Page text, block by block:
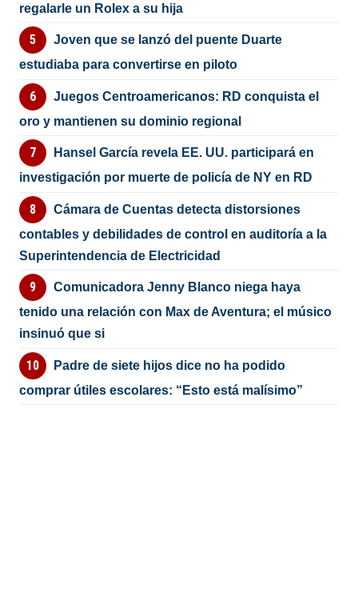
regalarle un Rolex a su hija
Joven que se lanzó del puente Duarte
estudiaba para convertirse en piloto
Juegos Centroamericanos: RD conquista el
oro y mantienen su dominio regional
Hansel García revela EE. UU. participará en
investigación por muerte de policía de NY en RD
Cámara de Cuentas detecta distorsiones
contables y debilidades de control en auditoría a la
Superintendencia de Electricidad
Comunicadora Jenny Blanco niega haya
tenido una relación con Max de Aventura; el músico
insinuó que si
Padre de siete hijos dice no ha podido
comprar útiles escolares: “Esto está malísimo”